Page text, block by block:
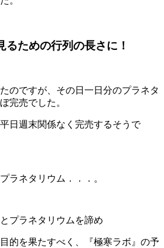
るための行列の長さに！
のですが、その日一日分のプラネタ
完売でした。
日週末関係なく完売するそうで
ラネタリウム．．．。
プラネタリウムを諦め
的を果たすべく、『極寒ラボ』の予